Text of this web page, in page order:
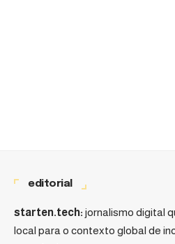
editorial
starten.tech: jornalismo digital
local para o contexto global de